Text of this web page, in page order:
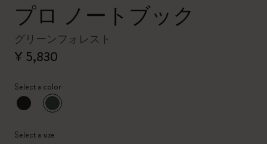
プロ ノートブック
グリーンフォレスト
¥ 5,830
Select a color
選択済
*選択したカラー
Select a size